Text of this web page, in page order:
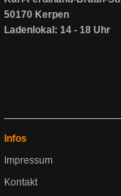
50170 Kerpen
Ladenlokal: 14 - 18 Uhr
Infos
Impressum
Kontakt